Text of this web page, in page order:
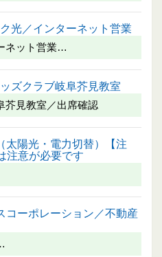
光／インターネット営業
ネット営業…
ズクラブ岐阜芥見教室
芥見教室／出席確認
太陽光・電力切替）【注
注意が必要です
コーポレーション／不動産